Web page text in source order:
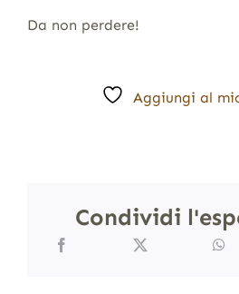
Da non perdere!
Aggiungi al
Condividi